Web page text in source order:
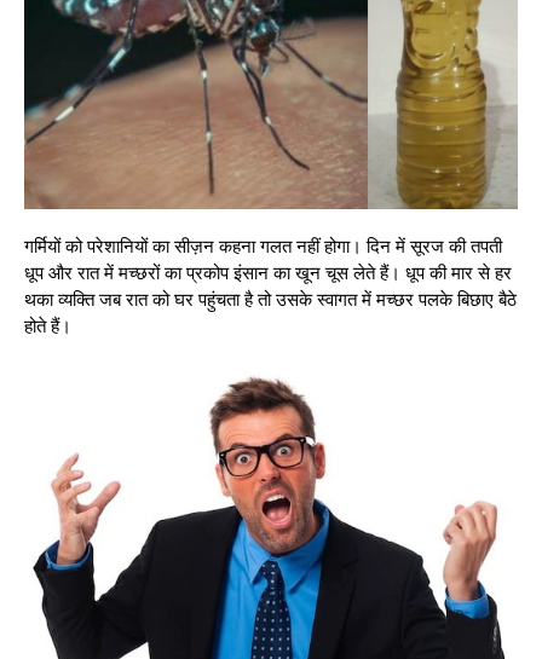
गर्मियों को परेशानियों का सीज़न कहना गलत नहीं होगा। दिन में सूरज की तपती
धूप और रात में मच्छरों का प्रकोप इंसान का खून चूस लेते हैं। धूप की मार से हर
थका व्यक्ति जब रात को घर पहुंचता है तो उसके स्वागत में मच्छर पलके बिछाए बैठे
होते हैं।